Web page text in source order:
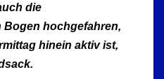
die
Bogen hochgefahren,
hinein aktiv ist,